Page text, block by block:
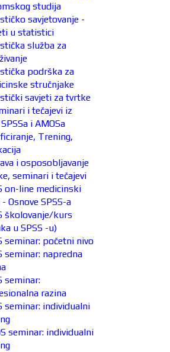
studija
savjetovanje -
u statistici
služba za
podrška za
stručnjake
savjeti za tvrtke
i tečajevi iz
i AMOSa
Trening,
i osposobljavanje
seminari i tečajevi
on-line medicinski
Osnove SPSS-a
školovanje/kurs
u SPSS -u)
seminar: početni nivo
seminar: napredna
seminar:
razina
seminar: individualni
seminar: individualni